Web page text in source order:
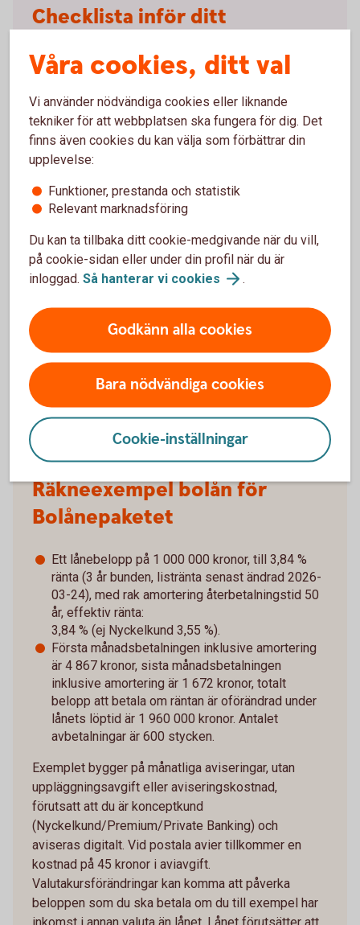
Checklista inför ditt
Vad händer efter att du vunnit budgivningen på din
nya bostad? Följ med i vår guide så får du koll på allt
inför ditt tillträde.
Checklista inför ditt bostadsköp och
Att låna kostar pengar!
Om du inte kan betala tillbaka skulden i tid riskerar du en
betalningsanmärkning. Det kan leda till svårigheter att få
hyra bostad, teckna abonnemang och få nya lån. För stöd,
vänd dig till budget- och skuldrådgivningen i din kommun.
Kontaktuppgifter finns på
Räkneexempel bolån för
Bolånepaketet
Ett lånebelopp på 1 000 000 kronor, till 3,84 %
ränta (3 år bunden, listränta senast ändrad 2026-
03-24), med rak amortering återbetalningstid 50
år, effektiv ränta:
3,84 % (ej Nyckelkund 3,55 %).
Första månadsbetalningen inklusive amortering
är 4 867 kronor, sista månadsbetalningen
inklusive amortering är 1 672 kronor, totalt
belopp att betala om räntan är oförändrad under
lånets löptid är 1 960 000 kronor. Antalet
avbetalningar är 600 stycken.
Exemplet bygger på månatliga aviseringar, utan
uppläggningsavgift eller aviseringskostnad,
förutsatt att du är konceptkund
(Nyckelkund/Premium/Private Banking) och
aviseras digitalt. Vid postala avier tillkommer en
kostnad på 45 kronor i aviavgift.
Valutakursförändringar kan komma att påverka
beloppen som du ska betala om du till exempel har
inkomst i annan valuta än lånet. Lånet förutsätter att
Våra cookies, ditt val
Vi använder nödvändiga cookies eller liknande
tekniker för att webbplatsen ska fungera för dig. Det
finns även cookies du kan välja som förbättrar din
upplevelse:
Funktioner, prestanda och statistik
Relevant marknadsföring
Du kan ta tillbaka ditt cookie-medgivande när du vill,
på cookie-sidan eller under din profil när du är
inloggad. Så hanterar vi cookies .
Godkänn alla cookies
Bara nödvändiga cookies
Cookie-inställningar